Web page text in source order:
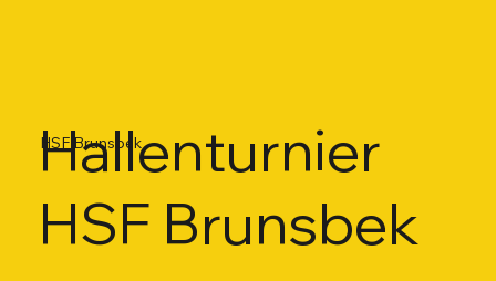
Hallenturnier
HSF Brunsbek
HSF Brunsbek